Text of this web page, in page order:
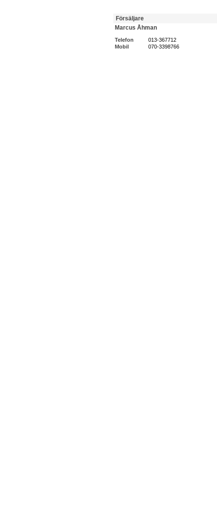
Försäljare
Marcus Åhman
Telefon
013-367712
Mobil
070-3398766